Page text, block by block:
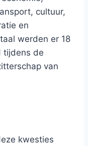
cultuur,
en
werden er 18
tijdens de
van
kwesties